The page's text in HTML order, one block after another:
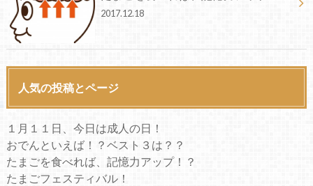
2017.12.18
人気の投稿とページ
１月１１日、今日は成人の日！
おでんといえば！？ベスト３は？？
たまごを食べれば、記憶力アップ！？
たまごフェスティバル！